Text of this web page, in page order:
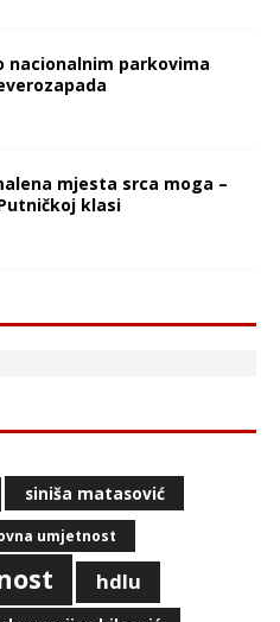
nacionalnim parkovima
mjesta srca moga –
klasi
siniša matasović
umjetnost
hdlu